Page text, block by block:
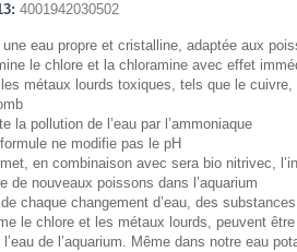
4001942030502
une eau propre et cristalline, adaptée aux
le chlore et la chloramine avec effet
métaux lourds toxiques, tels que le
la pollution de l’eau par l’ammoniaque
ne modifie pas le pH
en combinaison avec sera bio nitrivec,
de nouveaux poissons dans l’aquarium
chaque changement d’eau, des
le chlore et les métaux lourds, peuvent
l’eau de l’aquarium. Même dans notre eau